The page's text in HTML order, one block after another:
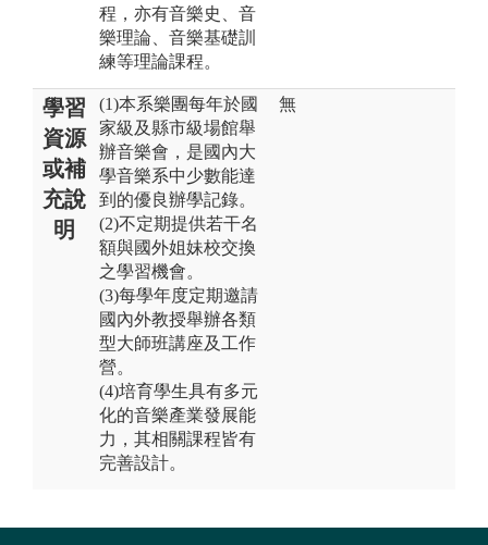
程，亦有音樂史、音
樂理論、音樂基礎訓
練等理論課程。
學習
資源
或補
充說
明
(1)本系樂團每年於國
家級及縣市級場館舉
辦音樂會，是國內大
學音樂系中少數能達
到的優良辦學記錄。
(2)不定期提供若干名
額與國外姐妹校交換
之學習機會。
(3)每學年度定期邀請
國內外教授舉辦各類
型大師班講座及工作
營。
(4)培育學生具有多元
化的音樂產業發展能
力，其相關課程皆有
完善設計。
無